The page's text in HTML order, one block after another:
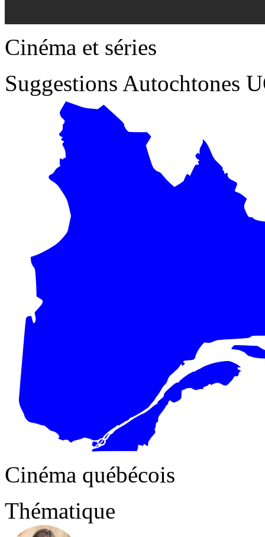
Cinéma et séries
Suggestions Autochtones
Cinéma québécois
Thématique